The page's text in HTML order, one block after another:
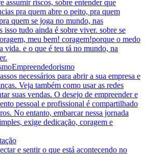
assumir riscos, sobre entender que
pra quem abre o peito, pra quem
quem se joga no mundo, nas
isso tudo ainda é sobre viver. sobre se
meu bem! coragem!porque o medo
vida. e o que é teu tá no mundo, na
Empreendedorismo
necessários para abrir a sua empresa e
Veja também como usar as redes
suas vendas. O desejo de empreender e
pessoal e profissional é compartilhado
No entanto, embarcar nessa jornada
exige dedicação, coragem e
e sentir o que está acontecendo no